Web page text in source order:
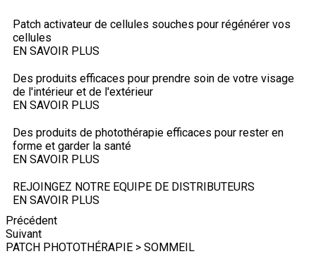
Patch activateur de cellules souches pour régénérer vos
cellules
EN SAVOIR PLUS
Des produits efficaces pour prendre soin de votre visage
de l'intérieur et de l'extérieur
EN SAVOIR PLUS
Des produits de photothérapie efficaces pour rester en
forme et garder la santé
EN SAVOIR PLUS
REJOINGEZ NOTRE EQUIPE DE DISTRIBUTEURS
EN SAVOIR PLUS
Précédent
Suivant
PATCH PHOTOTHÉRAPIE > SOMMEIL